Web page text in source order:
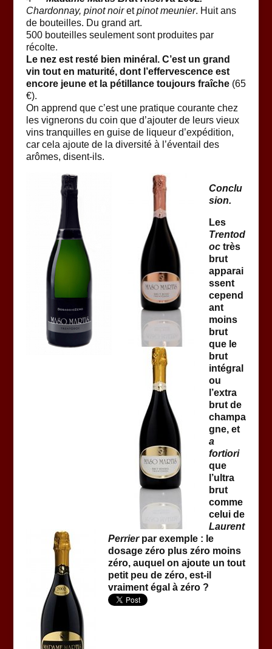
Chardonnay, pinot noiretpinot meunier. Huit ans
de bouteilles. Du grand art.
500 bouteilles seulement sont produites par
récolte.
Le nez est resté bien minéral. C’est un grand
vin tout en maturité, dont l’effervescence est
encore jeune et la pétillance toujours fraîche(65
€).
On apprend que c’est une pratique courante chez
les vignerons du coin que d’ajouter de leurs vieux
vins tranquilles en guise de liqueur d’expédition,
car cela ajoute de la diversité à l’éventail des
arômes, disent-ils.
Conclu
sion.
Les
Trentod
octrès
brut
apparai
ssent
cepend
ant
moins
brut
que le
brut
intégral
ou
l’extra
brut de
champa
gne, et
a
fortiori
que
l’ultra
brut
comme
celui de
Laurent
Perrierpar exemple : le
dosage zéro plus zéro moins
zéro, auquel on ajoute un tout
petit peu de zéro, est-il
vraiment égal à zéro ?